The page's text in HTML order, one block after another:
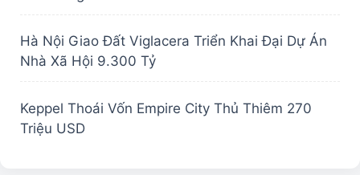
Hà Nội Giao Đất Viglacera Triển Khai Đại Dự Án
Nhà Xã Hội 9.300 Tỷ
Keppel Thoái Vốn Empire City Thủ Thiêm 270
Triệu USD